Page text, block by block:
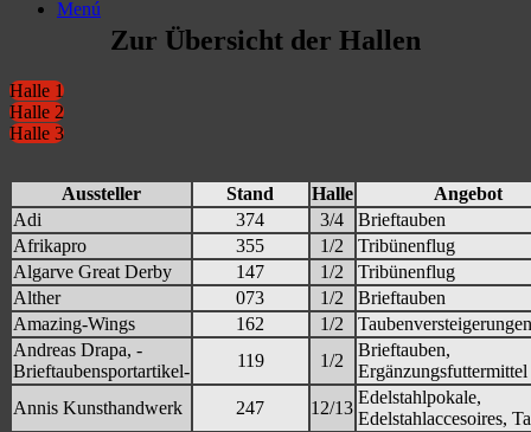
Menú
Zur Übersicht der Hallen
Halle 1
Halle 2
Halle 3
Aussteller Stand Halle
Angebot
Adi
374 3/4
Brieftauben
Afrikapro
355 1/2
Tribünenflug
Algarve Great Derby
147 1/2
Tribünenflug
Alther
073 1/2
Brieftauben
Amazing-Wings
162 1/2
Taubenversteigerungen
Andreas Drapa, -
Brieftaubensportartikel-
119 1/2
Brieftauben,
Ergänzungsfuttermittel
Annis Kunsthandwerk
247 12/13
Edelstahlpokale,
Edelstahlaccesoires,